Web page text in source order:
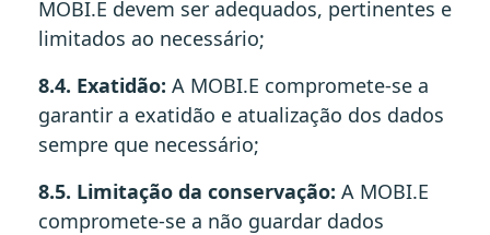
MOBI.E devem ser adequados, pertinentes e
limitados ao necessário;
8.4. Exatidão: A MOBI.E compromete-se a
garantir a exatidão e atualização dos dados
sempre que necessário;
8.5. Limitação da conservação: A MOBI.E
compromete-se a não guardar dados